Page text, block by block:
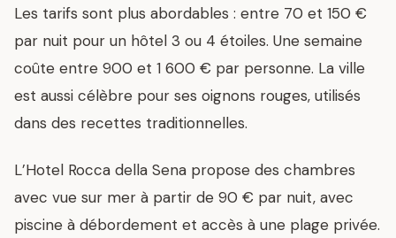
Les tarifs sont plus abordables : entre 70 et 150 €
par nuit pour un hôtel 3 ou 4 étoiles. Une semaine
coûte entre 900 et 1 600 € par personne. La ville
est aussi célèbre pour ses oignons rouges, utilisés
dans des recettes traditionnelles.
L’Hotel Rocca della Sena propose des chambres
avec vue sur mer à partir de 90 € par nuit, avec
piscine à débordement et accès à une plage privée.